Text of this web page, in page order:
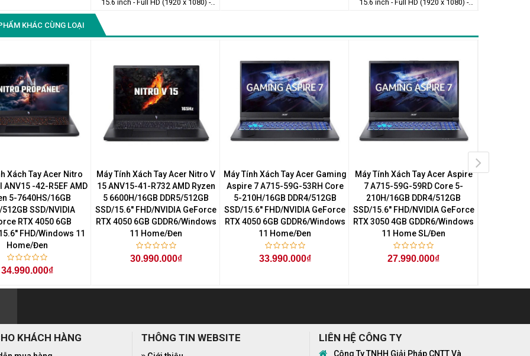
15.6 inch - Full HD (1920 x 1080) -
15.6 inch - Full HD (1920 x 1080) -
KHÁC CÙNG LOẠI
Xách Tay Acer Nitro
ANV15 -42-R5EF AMD
5-7640HS/16GB
512GB SSD/NVIDIA
RTX 4050 6GB
FHD/Windows 11
Home/Đen
34.990.000₫
Máy Tính Xách Tay Acer Nitro V
15 ANV15-41-R732 AMD Ryzen
5 6600H/16GB DDR5/512GB
SSD/15.6'' FHD/NVIDIA GeForce
RTX 4050 6GB GDDR6/Windows
11 Home/Đen
30.990.000₫
Máy Tính Xách Tay Acer Gaming
Aspire 7 A715-59G-53RH Core
5-210H/16GB DDR4/512GB
SSD/15.6'' FHD/NVIDIA GeForce
RTX 4050 6GB GDDR6/Windows
11 Home/Đen
33.990.000₫
Máy Tính Xách Tay Acer Aspire
7 A715-59G-59RD Core 5-
210H/16GB DDR4/512GB
SSD/15.6'' FHD/NVIDIA GeForce
RTX 3050 4GB GDDR6/Windows
11 Home SL/Đen
27.990.000₫
Máy Tính
KHÁCH HÀNG THÔNG TIN WEBSITE LIÊN HỆ CÔNG TY
Công Ty TNHH Giải Pháp CNTT Và